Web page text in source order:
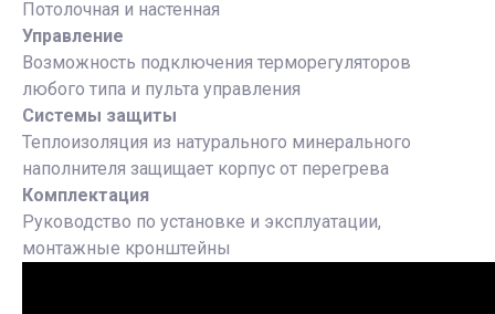
Потолочная и настенная
Управление
Возможность подключения терморегуляторов
любого типа и пульта управления
Системы защиты
Теплоизоляция из натурального минерального
наполнителя защищает корпус от перегрева
Комплектация
Руководство по установке и эксплуатации,
монтажные кронштейны